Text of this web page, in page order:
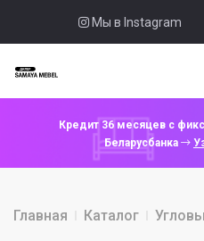
Мы в Instagram
Кредит 36 месяцев с
Беларусбанка
Главная Каталог